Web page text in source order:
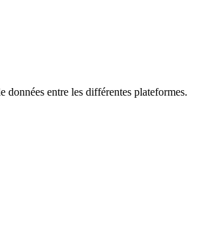
entre les différentes plateformes.